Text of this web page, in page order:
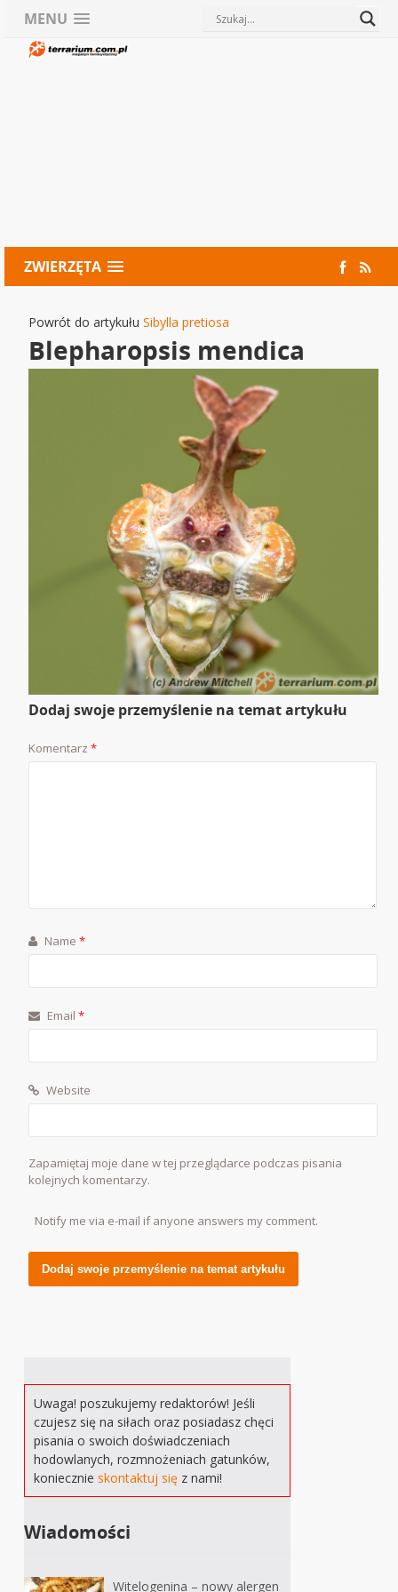
MENU
ZWIERZĘTA
Powrót do artykułuSibylla pretiosa
Blepharopsis mendica
Dodaj swoje przemyślenie na temat artykułu
Komentarz*
Name*
Email*
Website
Zapamiętaj moje dane w tej przeglądarce podczas pisania
kolejnych komentarzy.
Notify me via e-mail if anyone answers my comment.
Uwaga! poszukujemy redaktorów! Jeśli
czujesz się na siłach oraz posiadasz chęci
pisania o swoich doświadczeniach
hodowlanych, rozmnożeniach gatunków,
koniecznieskontaktuj się z nami!
Wiadomości
Witelogenina – nowy alergen